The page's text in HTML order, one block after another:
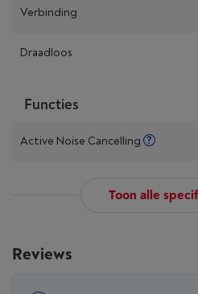
Verbinding
Draadloos
Functies
Active Noise Cancelling
Toon alle
Reviews